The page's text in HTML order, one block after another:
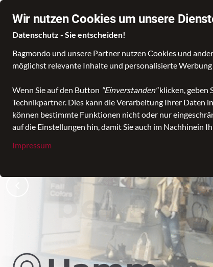
Wir nutzen Cookies um unsere
Datenschutz - Sie entscheiden!
Bagmondo und unsere Partner nutzen Cookies und
möglichst relevante Inhalte und personalisierte
Wenn Sie auf den Button "Einverstanden"klicken, geben
Technikpartner. Dies kann die Verarbeitung Ihrer Daten
können bestimmte Funktionen nicht oder nur
auf die Einstellungen hin, damit Sie auch im Nachhinein
Impressum